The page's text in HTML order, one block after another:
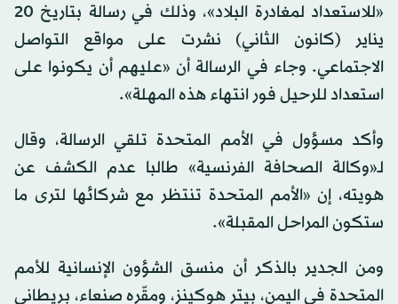
«للاستعداد لمغادرة البلاد»، وذلك في رسالة بتاريخ 20
يناير (كانون الثاني) نشرت على مواقع التواصل
الاجتماعي. وجاء في الرسالة أن «عليهم أن يكونوا على
استعداد للرحيل فور انتهاء هذه المهلة».
وأكد مسؤول في الأمم المتحدة تلقي الرسالة، وقال
لـ«وكالة الصحافة الفرنسية» طالبا عدم الكشف عن
هويته، إن «الأمم المتحدة تنتظر مع شركائها لترى ما
ستكون المراحل المقبلة».
ومن الجدير بالذكر أن منسق الشؤون الإنسانية للأمم
المتحدة في اليمن، بيتر هوكينز، ومقّره صنعاء، بريطاني